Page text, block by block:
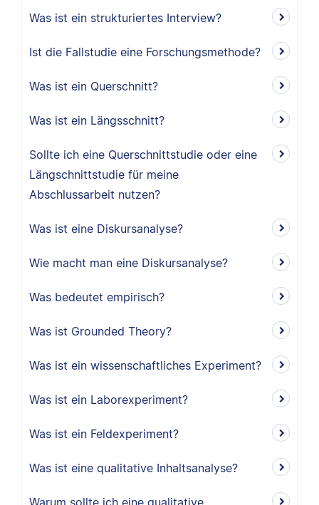
Was ist ein strukturiertes Interview?
Ist die Fallstudie eine Forschungsmethode?
Was ist ein Querschnitt?
Was ist ein Längsschnitt?
Sollte ich eine Querschnittstudie oder eine
Längschnittstudie für meine
Abschlussarbeit nutzen?
Was ist eine Diskursanalyse?
Wie macht man eine Diskursanalyse?
Was bedeutet empirisch?
Was ist Grounded Theory?
Was ist ein wissenschaftliches Experiment?
Was ist ein Laborexperiment?
Was ist ein Feldexperiment?
Was ist eine qualitative Inhaltsanalyse?
Warum sollte ich eine qualitative